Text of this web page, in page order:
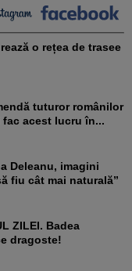
acest lucru în...
fiu cât mai naturală”
dragoste!